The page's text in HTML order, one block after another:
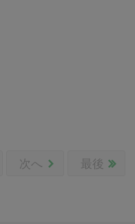
次へ 最後